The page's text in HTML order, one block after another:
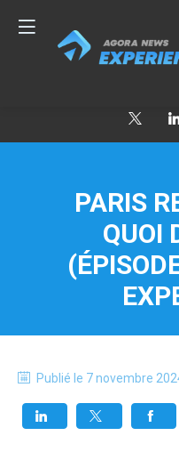
PARIS
QUOI
Publié le 7 novembre